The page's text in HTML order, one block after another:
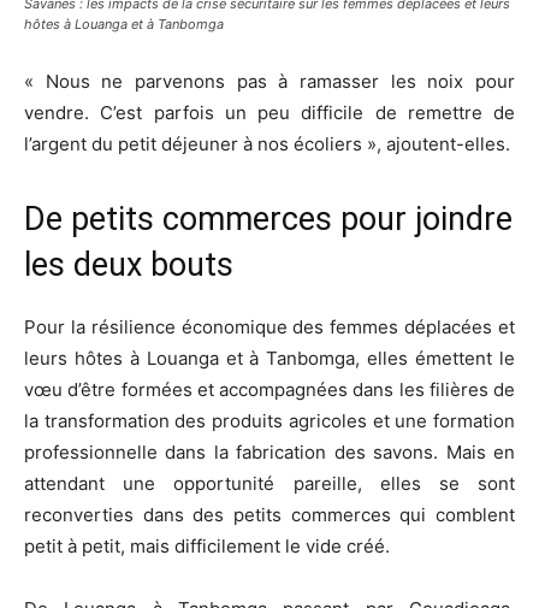
Savanes : les impacts de la crise sécuritaire sur les femmes déplacées et leurs
hôtes à Louanga et à Tanbomga
« Nous ne parvenons pas à ramasser les noix pour
vendre. C’est parfois un peu difficile de remettre de
l’argent du petit déjeuner à nos écoliers », ajoutent-elles.
De petits commerces pour joindre
les deux bouts
Pour la résilience économique des femmes déplacées et
leurs hôtes à Louanga et à Tanbomga, elles émettent le
vœu d’être formées et accompagnées dans les filières de
la transformation des produits agricoles et une formation
professionnelle dans la fabrication des savons. Mais en
attendant une opportunité pareille, elles se sont
reconverties dans des petits commerces qui comblent
petit à petit, mais difficilement le vide créé.